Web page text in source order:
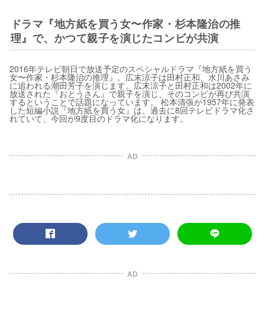
ドラマ『地方紙を買う女〜作家・杉本隆治の推
理』で、かつて親子を演じたコンビが共演
2016年テレビ朝日で放送予定のスペシャルドラマ『地方紙を買う
女〜作家・杉本隆治の推理』。広末涼子は田村正和、水川あさみ
に追われる潮田芳子を演じます。広末涼子と田村正和は2002年に
放送された『おとうさん』で親子を演じ、そのコンビが再び共演
するということで話題になっています。 松本清張が1957年に発表
した短編小説『地方紙を買う女』は、過去に8回テレビドラマ化さ
れていて、今回が9度目のドラマ化になります。
AD
AD